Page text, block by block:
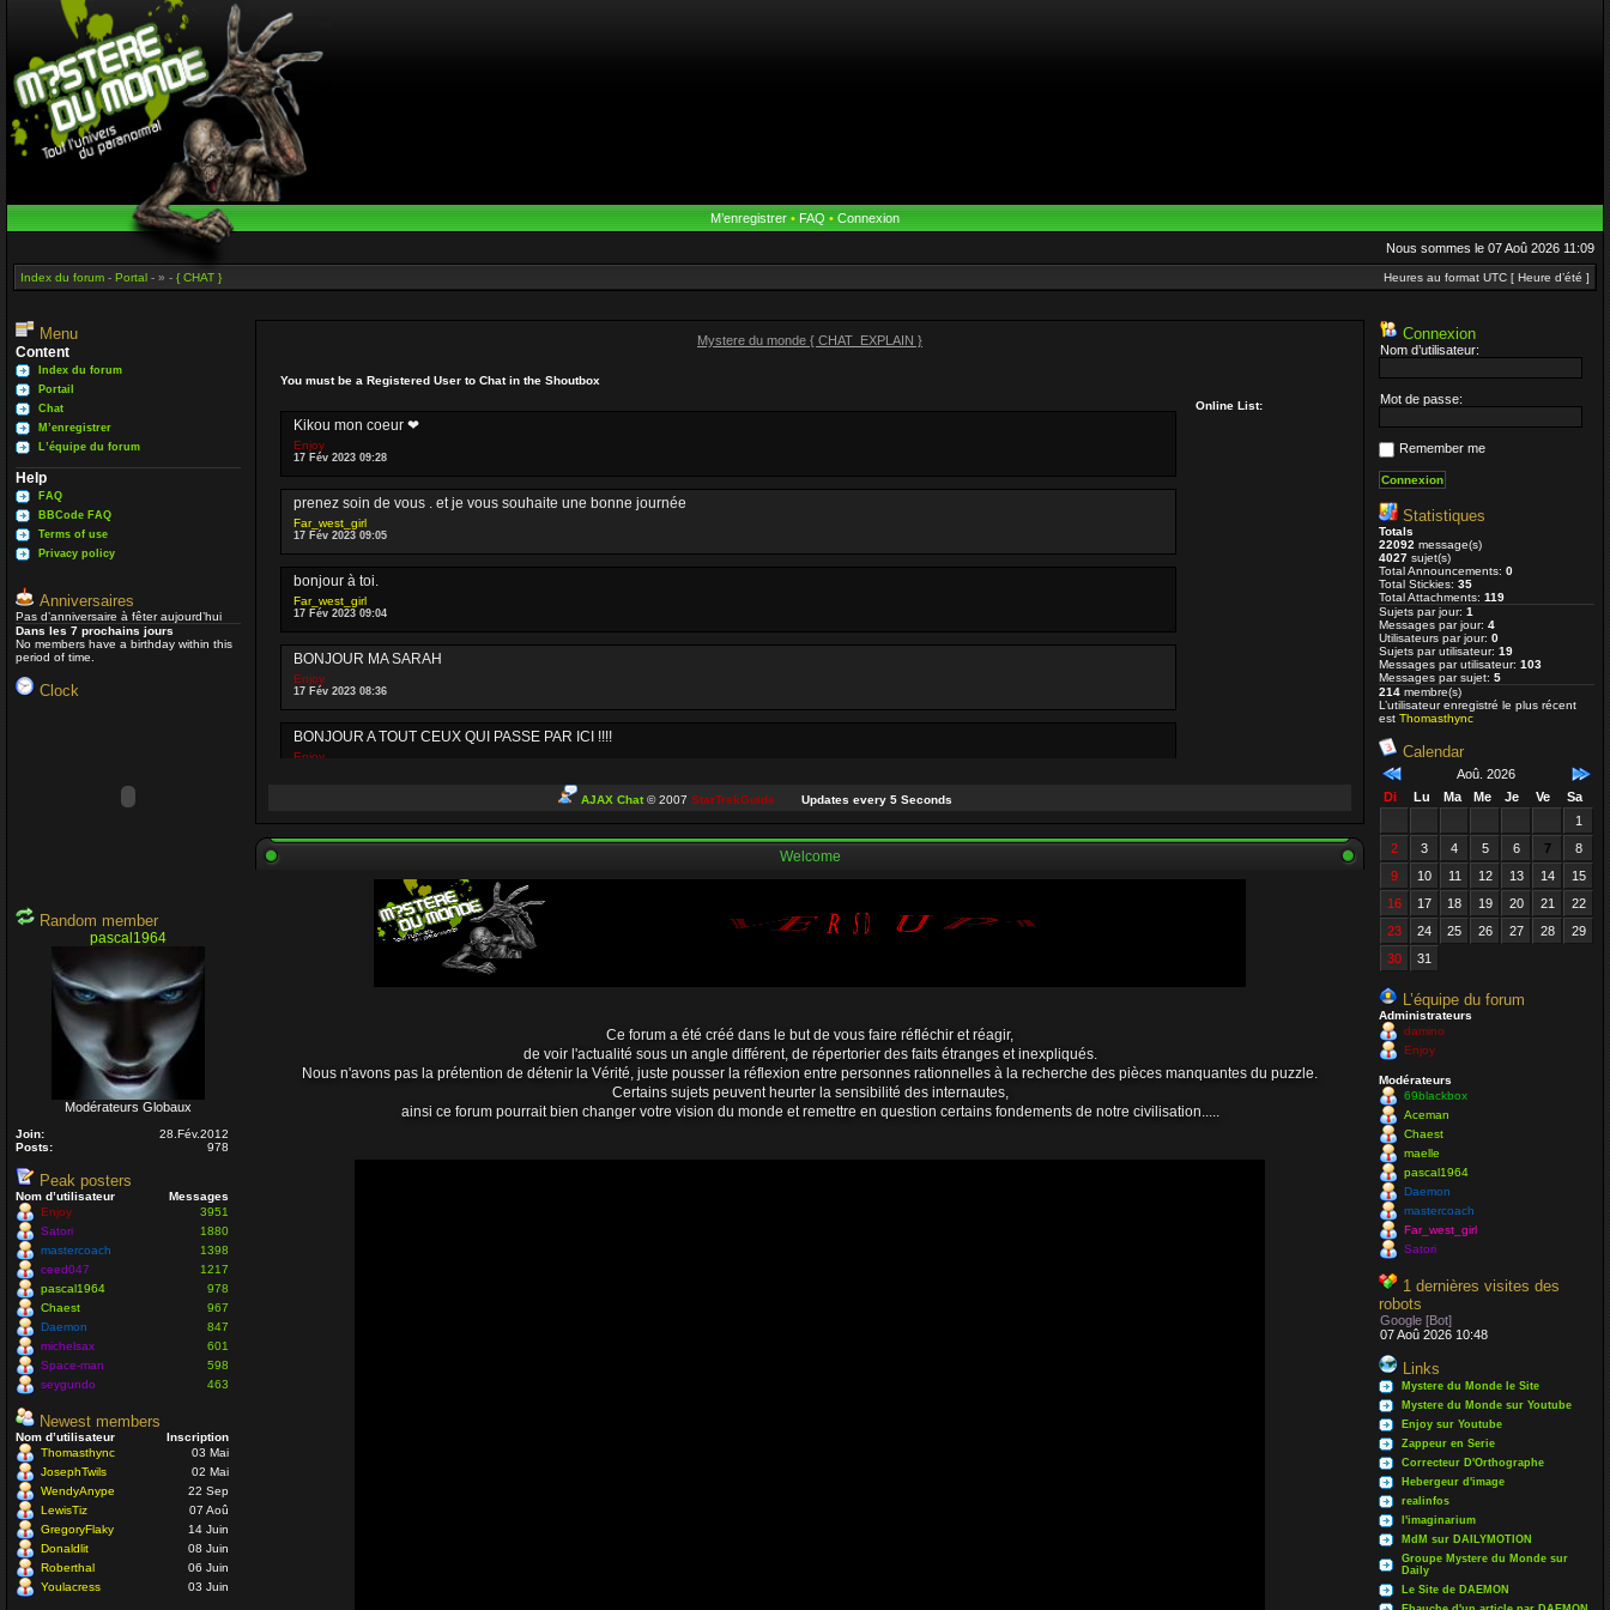
M’enregistrer • FAQ • Connexion
Nous sommes le 07 Aoû 2026 11:09
Index du forum - Portal - » - { CHAT } Heures au format UTC [ Heure d’été ]
Menu
Content
Index du forum
Portail
Chat
M’enregistrer
L’équipe du forum
Help
FAQ
BBCode FAQ
Terms of use
Privacy policy
Anniversaires
Pas d’anniversaire à fêter aujourd’hui
Dans les 7 prochains jours
No members have a birthday within this
period of time.
Clock
Random member
pascal1964
Modérateurs Globaux
Join:
28.Fév.2012
Posts:
978
Peak posters
Nom d’utilisateur
Messages
Enjoy
3951
Satori
1880
mastercoach
1398
ceed047
1217
pascal1964
978
Chaest
967
Daemon
847
michelsax
601
Space-man
598
seygundo
463
Newest members
Nom d’utilisateur
Inscription
Thomasthync
03 Mai
JosephTwils
02 Mai
WendyAnype
22 Sep
LewisTiz
07 Aoû
GregoryFlaky
14 Juin
Donaldlit
08 Juin
Roberthal
06 Juin
Youlacress
03 Juin
Mystere du monde { CHAT_EXPLAIN }
You must be a Registered User to Chat in the Shoutbox
Kikou mon coeur ❤
Enjoy
17 Fév 2023 09:28
prenez soin de vous . et je vous souhaite une bonne journée
Far_west_girl
17 Fév 2023 09:05
bonjour à toi.
Far_west_girl
17 Fév 2023 09:04
BONJOUR MA SARAH
Enjoy
17 Fév 2023 08:36
BONJOUR A TOUT CEUX QUI PASSE PAR ICI !!!!
Enjoy
Je passe parfois Un peu dans la même idée, par nostalgie et pour voir si ceux qui sont encore là vont bien...
Nounours
J'ignore si il y a toujours des gens qui passent par ici. Petit moment nostalgique de mon côté. J'espère que tout le monde va bien et
que vous prenez soin de vous.
ola à toutes et à tous
Salut Venusia oui je passe souvent
Online List:
AJAX Chat© 2007StarTrekGuide Updates every5 Seconds
Welcome
Ce forum a été créé dans le but de vous faire réfléchir et réagir,
de voir l'actualité sous un angle différent, de répertorier des faits étranges et inexpliqués.
Nous n'avons pas la prétention de détenir la Vérité, juste pousser la réflexion entre personnes rationnelles à la recherche des pièces manquantes du puzzle.
Certains sujets peuvent heurter la sensibilité des internautes,
ainsi ce forum pourrait bien changer votre vision du monde et remettre en question certains fondements de notre civilisation.....
Connexion
Nom d’utilisateur:
Mot de passe:
Remember me
Statistiques
Totals
22092 message(s)
4027 sujet(s)
Total Announcements: 0
Total Stickies: 35
Total Attachments: 119
Sujets par jour: 1
Messages par jour: 4
Utilisateurs par jour: 0
Sujets par utilisateur: 19
Messages par utilisateur: 103
Messages par sujet: 5
214 membre(s)
L’utilisateur enregistré le plus récent
est Thomasthync
Calendar
Aoû. 2026
Di
Lu Ma Me Je Ve
Sa
1
2
3 4 5 6 7
8
9
10 11 12 13 14
15
16
17 18 19 20 21
22
23
24 25 26 27 28
29
30
31
L’équipe du forum
Administrateurs
damino
Enjoy
Modérateurs
69blackbox
Aceman
Chaest
maelle
pascal1964
Daemon
mastercoach
Far_west_girl
Satori
1 dernières visites des
robots
Google [Bot]
07 Aoû 2026 10:48
Links
Mystere du Monde le Site
Mystere du Monde sur Youtube
Enjoy sur Youtube
Zappeur en Serie
Correcteur D'Orthographe
Hebergeur d'image
realinfos
l'imaginarium
MdM sur DAILYMOTION
Groupe Mystere du Monde sur
Daily
Le Site de DAEMON